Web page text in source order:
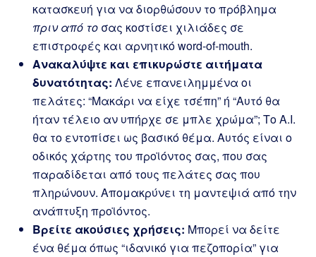
κατασκευή για να διορθώσουν το πρόβλημα
πριν από το σας κοστίσει χιλιάδες σε
επιστροφές και αρνητικό word-of-mouth.
Ανακαλύψτε και επικυρώστε αιτήματα
δυνατότητας: Λένε επανειλημμένα οι
πελάτες: “Μακάρι να είχε τσέπη” ή “Αυτό θα
ήταν τέλειο αν υπήρχε σε μπλε χρώμα”; Το A.I.
θα το εντοπίσει ως βασικό θέμα. Αυτός είναι ο
οδικός χάρτης του προϊόντος σας, που σας
παραδίδεται από τους πελάτες σας που
πληρώνουν. Απομακρύνει τη μαντεψιά από την
ανάπτυξη προϊόντος.
Βρείτε ακούσιες χρήσεις: Μπορεί να δείτε
ένα θέμα όπως “ιδανικό για πεζοπορία” για